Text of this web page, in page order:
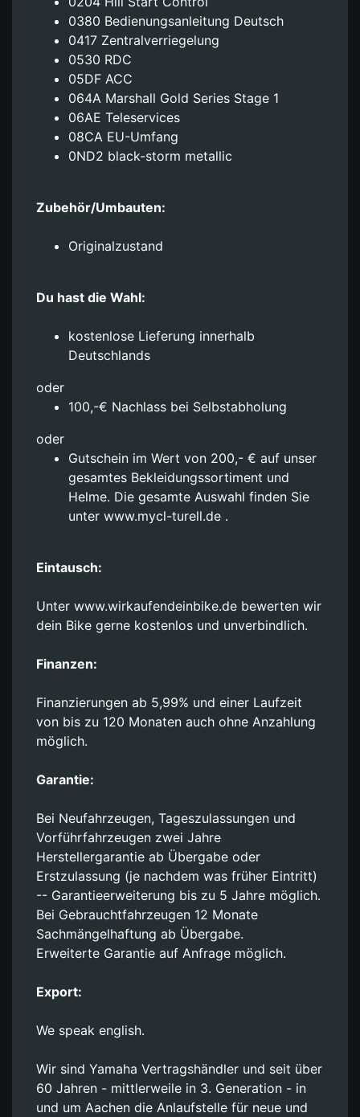
0380 Bedienungsanleitung Deutsch
0417 Zentralverriegelung
0530 RDC
05DF ACC
064A Marshall Gold Series Stage 1
06AE Teleservices
08CA EU-Umfang
0ND2 black-storm metallic
Zubehör/Umbauten:
Originalzustand
Du hast die Wahl:
kostenlose Lieferung innerhalb
Deutschlands
oder
100,-€ Nachlass bei Selbstabholung
oder
Gutschein im Wert von 200,- € auf unser
gesamtes Bekleidungssortiment und
Helme. Die gesamte Auswahl finden Sie
unter www.mycl-turell.de .
Eintausch:
Unter www.wirkaufendeinbike.de bewerten wir
dein Bike gerne kostenlos und unverbindlich.
Finanzen:
Finanzierungen ab 5,99% und einer Laufzeit
von bis zu 120 Monaten auch ohne Anzahlung
möglich.
Garantie:
Bei Neufahrzeugen, Tageszulassungen und
Vorführfahrzeugen zwei Jahre
Herstellergarantie ab Übergabe oder
Erstzulassung (je nachdem was früher Eintritt)
-- Garantieerweiterung bis zu 5 Jahre möglich.
Bei Gebrauchtfahrzeugen 12 Monate
Sachmängelhaftung ab Übergabe.
Erweiterte Garantie auf Anfrage möglich.
Export:
We speak english.
Wir sind Yamaha Vertragshändler und seit über
60 Jahren - mittlerweile in 3. Generation - in
und um Aachen die Anlaufstelle für neue und